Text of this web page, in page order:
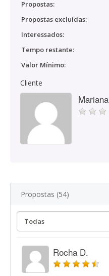
Propostas:
Propostas excluídas:
Interessados:
Tempo restante:
Valor Mínimo:
Cliente
Mariana
Propostas (54)
Rocha D.